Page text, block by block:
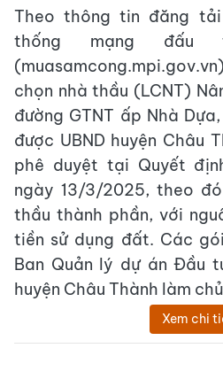
Theo thông tin đăng
thống mạng đấu
chọn nhà thầu (LCNT)
đường GTNT ấp Nhà
được UBND huyện Châu
phê duyệt tại Quyết
ngày 13/3/2025, theo
thầu thành phần, với
tiền sử dụng đất. Các
Ban Quản lý dự án Đầu
huyện Châu Thành làm
Xem chi